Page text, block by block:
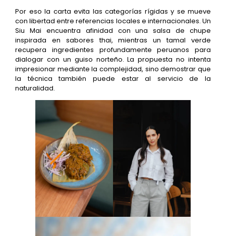
Por eso la carta evita las categorías rígidas y se mueve
con libertad entre referencias locales e internacionales. Un
Siu Mai encuentra afinidad con una salsa de chupe
inspirada en sabores thai, mientras un tamal verde
recupera ingredientes profundamente peruanos para
dialogar con un guiso norteño. La propuesta no intenta
impresionar mediante la complejidad, sino demostrar que
la técnica también puede estar al servicio de la
naturalidad.